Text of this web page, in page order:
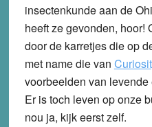
insectenkunde aan de
heeft ze gevonden, hoor!
door de karretjes die op
met name die van
voorbeelden van
Er is toch leven op onze
nou ja, kijk eerst zelf.